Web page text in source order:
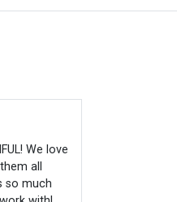
We love
all
so much